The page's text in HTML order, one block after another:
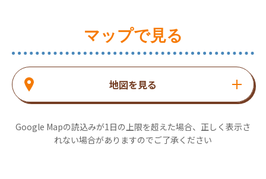
マップで見る
地図を見る
Google Mapの読込みが1日の上限を超えた場合、正しく表示さ
れない場合がありますのでご了承ください